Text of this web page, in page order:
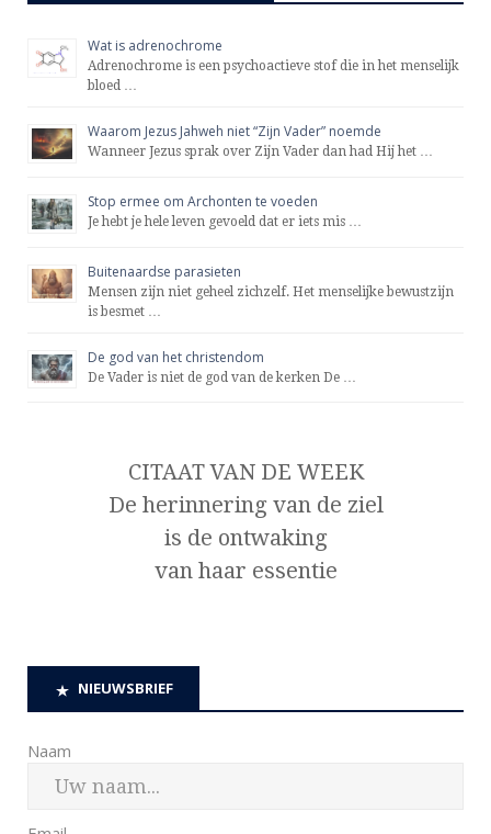
Wat is adrenochrome
Adrenochrome is een psychoactieve stof die in het menselijk
bloed …
Waarom Jezus Jahweh niet “Zijn Vader” noemde
Wanneer Jezus sprak over Zijn Vader dan had Hij het …
Stop ermee om Archonten te voeden
Je hebt je hele leven gevoeld dat er iets mis …
Buitenaardse parasieten
Mensen zijn niet geheel zichzelf. Het menselijke bewustzijn
is besmet …
De god van het christendom
De Vader is niet de god van de kerken De …
CITAAT VAN DE WEEK
De herinnering van de ziel
is de ontwaking
van haar essentie
NIEUWSBRIEF
Naam